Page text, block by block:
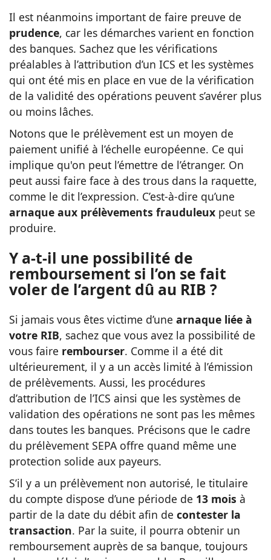
Il est néanmoins important de faire preuve de
prudence, car les démarches varient en fonction
des banques. Sachez que les vérifications
préalables à l’attribution d’un ICS et les systèmes
qui ont été mis en place en vue de la vérification
de la validité des opérations peuvent s’avérer plus
ou moins lâches.
Notons que le prélèvement est un moyen de
paiement unifié à l’échelle européenne. Ce qui
implique qu'on peut l’émettre de l’étranger. On
peut aussi faire face à des trous dans la raquette,
comme le dit l’expression. C’est-à-dire qu’une
arnaque aux prélèvements frauduleux peut se
produire.
Y a-t-il une possibilité de
remboursement si l’on se fait
voler de l’argent dû au RIB ?
Si jamais vous êtes victime d’une arnaque liée à
votre RIB, sachez que vous avez la possibilité de
vous faire rembourser. Comme il a été dit
ultérieurement, il y a un accès limité à l’émission
de prélèvements. Aussi, les procédures
d’attribution de l’ICS ainsi que les systèmes de
validation des opérations ne sont pas les mêmes
dans toutes les banques. Précisons que le cadre
du prélèvement SEPA offre quand même une
protection solide aux payeurs.
S’il y a un prélèvement non autorisé, le titulaire
du compte dispose d’une période de 13 mois à
partir de la date du débit afin de contester la
transaction. Par la suite, il pourra obtenir un
remboursement auprès de sa banque, toujours